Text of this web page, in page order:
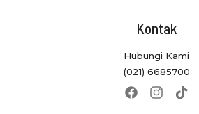
Kontak
Hubungi Kami
(021) 6685700